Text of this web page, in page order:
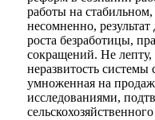
работы на
несомненно,
роста безработицы,
сокращений. Не
неразвитость
умноженная на
исследованиями,